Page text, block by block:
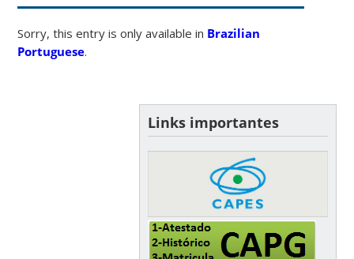
Sorry, this entry is only available in Brazilian
Portuguese.
Links importantes